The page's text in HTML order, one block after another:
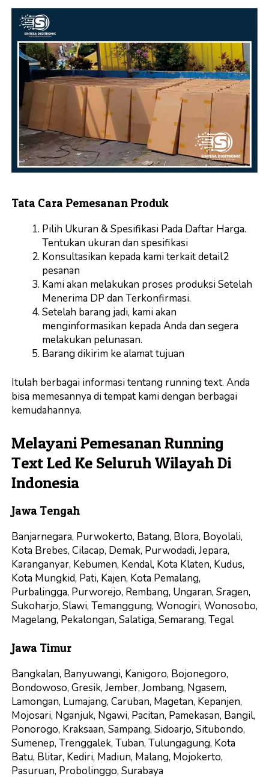
Tata Cara Pemesanan Produk
Pilih Ukuran & Spesifikasi Pada Daftar Harga.
Tentukan ukuran dan spesifikasi
Konsultasikan kepada kami terkait detail2
pesanan
Kami akan melakukan proses produksi Setelah
Menerima DP dan Terkonfirmasi.
Setelah barang jadi, kami akan
menginformasikan kepada Anda dan segera
melakukan pelunasan.
Barang dikirim ke alamat tujuan
Itulah berbagai informasi tentang running text. Anda
bisa memesannya di tempat kami dengan berbagai
kemudahannya.
Melayani Pemesanan Running
Text Led Ke Seluruh Wilayah Di
Indonesia
Jawa Tengah
Banjarnegara, Purwokerto, Batang, Blora, Boyolali,
Kota Brebes, Cilacap, Demak, Purwodadi, Jepara,
Karanganyar, Kebumen, Kendal, Kota Klaten, Kudus,
Kota Mungkid, Pati, Kajen, Kota Pemalang,
Purbalingga, Purworejo, Rembang, Ungaran, Sragen,
Sukoharjo, Slawi, Temanggung, Wonogiri, Wonosobo,
Magelang, Pekalongan, Salatiga, Semarang, Tegal
Jawa Timur
Bangkalan, Banyuwangi, Kanigoro, Bojonegoro,
Bondowoso, Gresik, Jember, Jombang, Ngasem,
Lamongan, Lumajang, Caruban, Magetan, Kepanjen,
Mojosari, Nganjuk, Ngawi, Pacitan, Pamekasan, Bangil,
Ponorogo, Kraksaan, Sampang, Sidoarjo, Situbondo,
Sumenep, Trenggalek, Tuban, Tulungagung, Kota
Batu, Blitar, Kediri, Madiun, Malang, Mojokerto,
Pasuruan, Probolinggo, Surabaya